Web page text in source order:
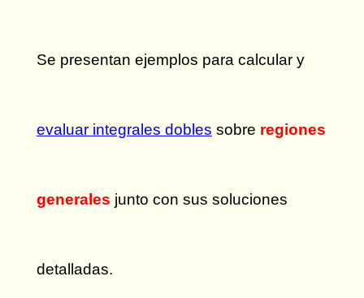
Se presentan ejemplos para calcular y
evaluar integrales dobles sobre regiones
generales junto con sus soluciones
detalladas.